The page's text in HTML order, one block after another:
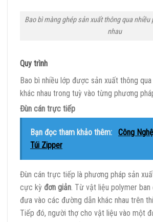
Bao bì màng ghép sản xuất thông qua nhiều
nhau
Quy trình
Bao bì nhiều lớp được sản xuất thông
khác nhau trong tuỳ vào từng phương
Đùn cán trực tiếp
Bạn đọc tham khảo thêm:
Công
Túi Zipper
Đùn cán trực tiếp là phương pháp sản
cực kỳ đơn giản. Từ vật liệu polymer
đưa vào các đường dẫn khác nhau trên
Tiếp đó, người thợ cho vật liệu vào một